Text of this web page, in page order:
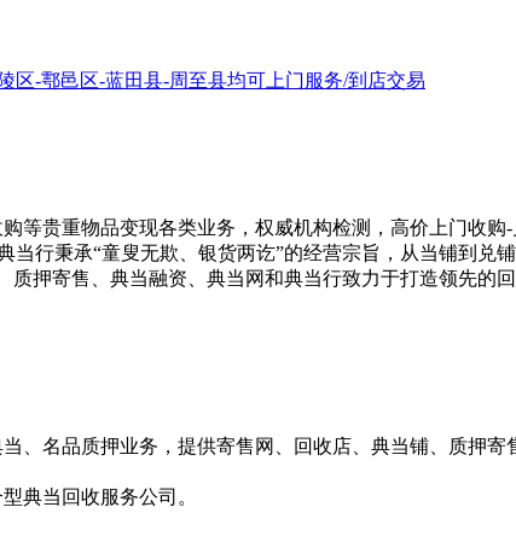
区-鄠邑区-蓝田县-周至县均可上门服务/到店交易
等贵重物品变现各类业务，权威机构检测，高价上门收购-
行秉承“童叟无欺、银货两讫”的经营宗旨，从当铺到兑
押寄售、典当融资、典当网和典当行致力于打造领先的
名品质押业务，提供寄售网、回收店、典当铺、质押寄
典当回收服务公司。